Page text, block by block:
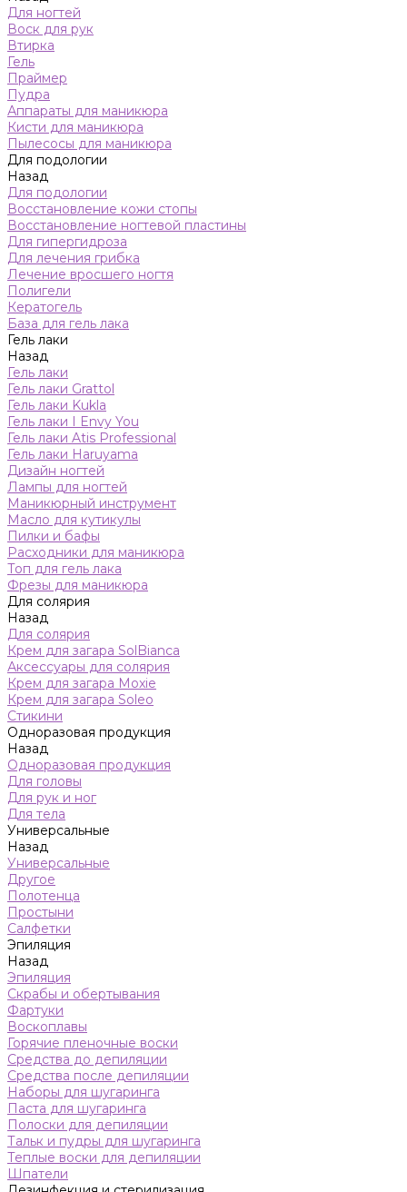
Для ногтей
Воск для рук
Втирка
Гель
Праймер
Пудра
Аппараты для маникюра
Кисти для маникюра
Пылесосы для маникюра
Для подологии
Назад
Для подологии
Восстановление кожи стопы
Восстановление ногтевой пластины
Для гипергидроза
Для лечения грибка
Лечение вросшего ногтя
Полигели
Кератогель
База для гель лака
Гель лаки
Назад
Гель лаки
Гель лаки Grattol
Гель лаки Kukla
Гель лаки I Envy You
Гель лаки Atis Professional
Гель лаки Haruyama
Дизайн ногтей
Лампы для ногтей
Маникюрный инструмент
Масло для кутикулы
Пилки и бафы
Расходники для маникюра
Топ для гель лака
Фрезы для маникюра
Для солярия
Назад
Для солярия
Крем для загара SolBianca
Аксессуары для солярия
Крем для загара Moxie
Крем для загара Soleo
Стикини
Одноразовая продукция
Назад
Одноразовая продукция
Для головы
Для рук и ног
Для тела
Универсальные
Назад
Универсальные
Другое
Полотенца
Простыни
Салфетки
Эпиляция
Назад
Эпиляция
Скрабы и обертывания
Фартуки
Воскоплавы
Горячие пленочные воски
Средства до депиляции
Средства после депиляции
Наборы для шугаринга
Паста для шугаринга
Полоски для депиляции
Тальк и пудры для шугаринга
Теплые воски для депиляции
Шпатели